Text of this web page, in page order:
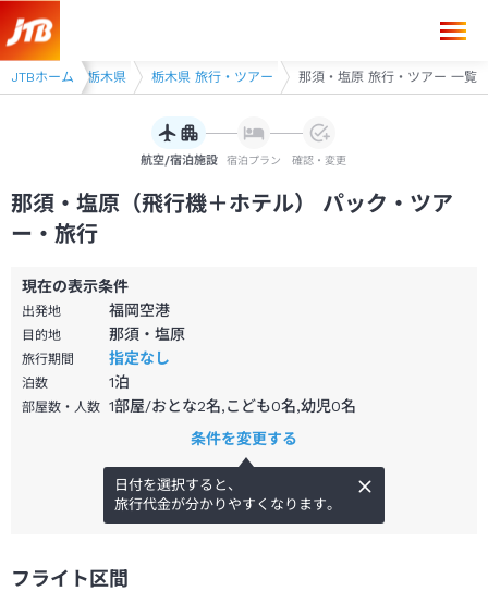
JTBホーム
北関東 栃木県 栃木県 旅行・ツアー 那須・塩原 旅行・ツアー 一覧
航空/宿泊施設 宿泊プラン 確認・変更
那須・塩原（飛行機＋ホテル） パック・ツア
ー・旅行
現在の表示条件
出発地 福岡空港
目的地 那須・塩原
旅行期間 指定なし
泊数 1泊
部屋数・人数 1部屋/おとな2名,こども0名,幼児0名
条件を変更する
日付を選択すると、
旅行代金が分かりやすくなります。
フライト区間